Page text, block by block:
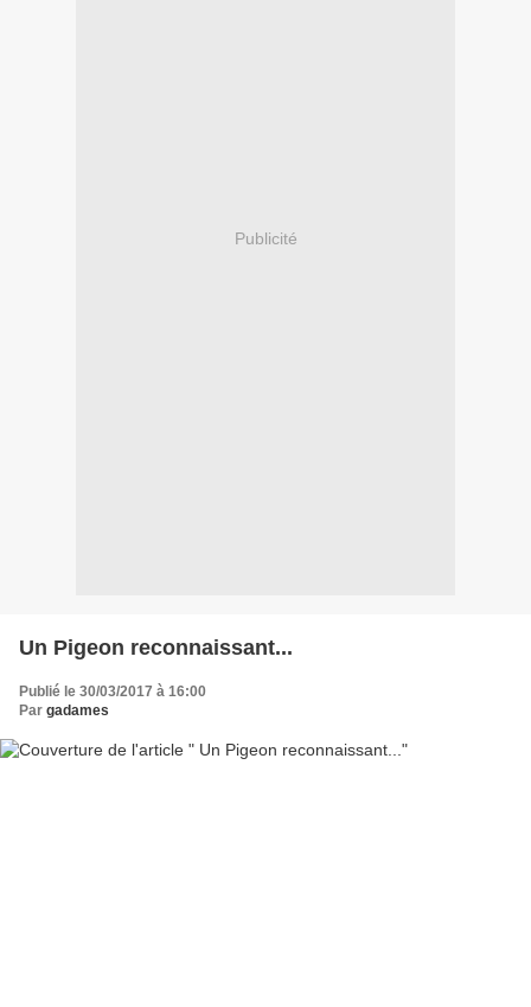
Publicité
Un Pigeon reconnaissant...
Publié le 30/03/2017 à 16:00
Par gadames